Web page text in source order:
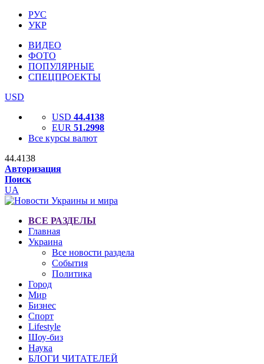
РУС
УКР
ВИДЕО
ФОТО
ПОПУЛЯРНЫЕ
СПЕЦПРОЕКТЫ
USD
USD 44.4138
EUR 51.2998
Все курсы валют
44.4138
Авторизация
Поиск
UA
ВСЕ РАЗДЕЛЫ
Главная
Украина
Все новости раздела
События
Политика
Город
Мир
Бизнес
Спорт
Lifestyle
Шоу-биз
Наука
БЛОГИ ЧИТАТЕЛЕЙ